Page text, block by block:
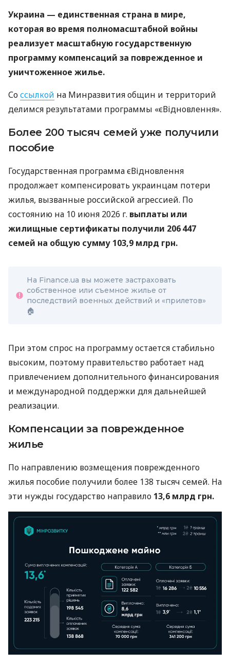
Украина — единственная страна в мире,
которая во время полномасштабной войны
реализует масштабную государственную
программу компенсаций за поврежденное и
уничтоженное жилье.
Соссылкой на Минразвития общин и территорий
делимся результатами программы «єВідновлення».
Более 200 тысяч семей уже получили
пособие
Государственная программа єВідновлення
продолжает компенсировать украинцам потери
жилья, вызванные российской агрессией. По
состоянию на 10 июня 2026 г. выплаты или
жилищные сертификаты получили 206 447
семей на общую сумму 103,9 млрд грн.
На Finance.ua вы можете застраховать
собственное или съемное жилье от
последствий военных действий и «прилетов»
🏠
При этом спрос на программу остается стабильно
высоким, поэтому правительство работает над
привлечением дополнительного финансирования
и международной поддержки для дальнейшей
реализации.
Компенсации за поврежденное
жилье
По направлению возмещения поврежденного
жилья пособие получили более 138 тысяч семей. На
эти нужды государство направило 13,6 млрд грн.